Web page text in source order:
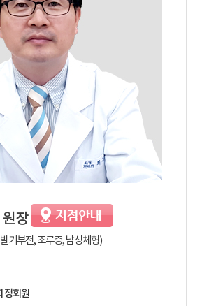
원장
기부전, 조루증, 남성체형)
정회원